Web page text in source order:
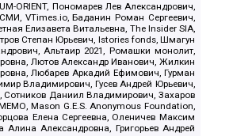
ORIENT, Пономарев Лев Александрович,
VTimes.io, Баданин Роман Сергеевич,
Елизавета Витальевна, The Insider SIA,
Степан Юрьевич, Istories fonds, Шмагун
Альтаир 2021, Ромашки монолит,
Лютов Александр Иванович, Жилкин
Любарев Аркадий Ефимович, Гурман
Владимирович, Гусев Андрей Юрьевич,
Сотников Даниил Владимирович, Захаров
Mason G.E.S. Anonymous Foundation,
Елена Сергеевна, Оленичев Максим
Александровна, Григорьев Андрей